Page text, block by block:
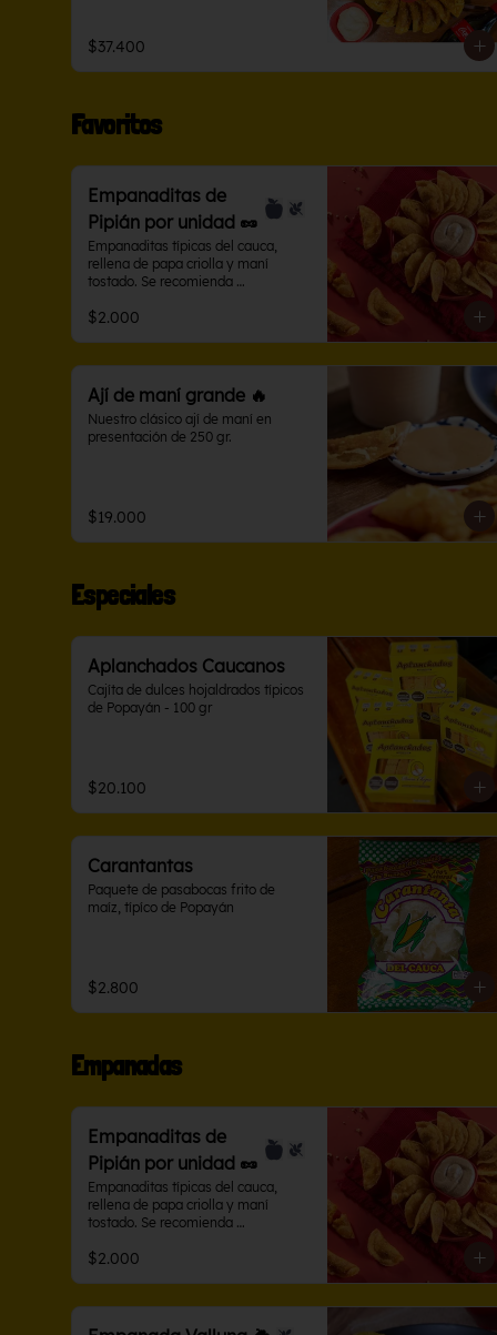
$37.400
Favoritos
Empanaditas de
Pipián por unidad 🥜
Empanaditas típicas del cauca,
rellena de papa criolla y maní
tostado. Se recomienda
$2.000
Ají de maní grande 🔥
Nuestro clásico ají de maní en
presentación de 250 gr.
$19.000
Especiales
Aplanchados Caucanos
Cajíta de dulces hojaldrados típicos
de Popayán - 100 gr
$20.100
Carantantas
Paquete de pasabocas frito de
maíz, típíco de Popayán
$2.800
Empanadas
Empanaditas de
Pipián por unidad 🥜
Empanaditas típicas del cauca,
rellena de papa criolla y maní
tostado. Se recomienda
$2.000